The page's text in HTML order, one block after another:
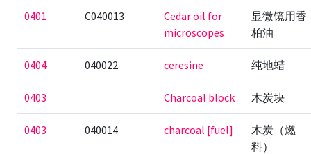
0401 C040013
Cedar oil for
microscopes
显微镜用香
柏油
0404 040022 ceresine 纯地蜡
0403 Charcoal block 木炭块
0403 040014 charcoal [fuel]
木炭（燃
料）